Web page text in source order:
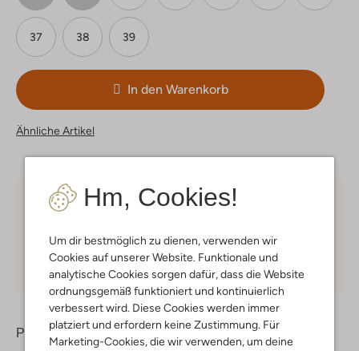
Hm, Cookies!
Um dir bestmöglich zu dienen, verwenden wir
Cookies auf unserer Website. Funktionale und
analytische Cookies sorgen dafür, dass die Website
ordnungsgemäß funktioniert und kontinuierlich
verbessert wird. Diese Cookies werden immer
platziert und erfordern keine Zustimmung. Für
Marketing-Cookies, die wir verwenden, um deine
37 38 39
In den Warenkorb
Ähnliche Artikel
Kostenloser Versandab € 75 für Club-Omoda
Kauf auf Rechnung 30 TagenRückgaberecht
Produktinformation